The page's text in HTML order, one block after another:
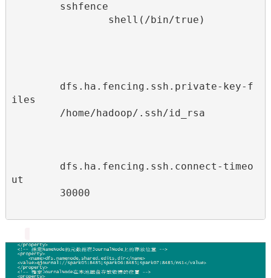
sshfence
dfs.ha.fencing.ssh.private-key-f
iles
/home/hadoop/.ssh/id_rsa
dfs.ha.fencing.ssh.connect-timeo
ut
30000